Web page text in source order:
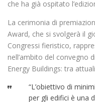
che ha già ospitato
La cerimonia di
Award, che si svolgerà il
Congressi fieristico,
nell’ambito del convegno
Energy Buildings: tra
“L’obiettivo di
per gli edifici è una